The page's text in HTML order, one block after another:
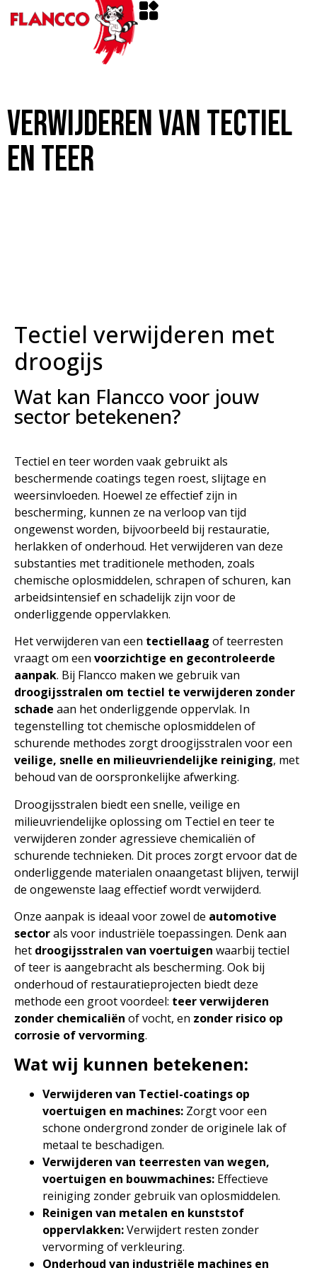
Verwijderen van Tectiel
en Teer
Tectiel verwijderen met
droogijs
Wat kan Flancco voor jouw
sector betekenen?
Tectiel en teer worden vaak gebruikt als
beschermende coatings tegen roest, slijtage en
weersinvloeden. Hoewel ze effectief zijn in
bescherming, kunnen ze na verloop van tijd
ongewenst worden, bijvoorbeeld bij restauratie,
herlakken of onderhoud. Het verwijderen van deze
substanties met traditionele methoden, zoals
chemische oplosmiddelen, schrapen of schuren, kan
arbeidsintensief en schadelijk zijn voor de
onderliggende oppervlakken.
Het verwijderen van een tectiellaag of teerresten
vraagt om een voorzichtige en gecontroleerde
aanpak. Bij Flancco maken we gebruik van
droogijsstralen om tectiel te verwijderen zonder
schade aan het onderliggende oppervlak. In
tegenstelling tot chemische oplosmiddelen of
schurende methodes zorgt droogijsstralen voor een
veilige, snelle en milieuvriendelijke reiniging, met
behoud van de oorspronkelijke afwerking.
Droogijsstralen biedt een snelle, veilige en
milieuvriendelijke oplossing om Tectiel en teer te
verwijderen zonder agressieve chemicaliën of
schurende technieken. Dit proces zorgt ervoor dat de
onderliggende materialen onaangetast blijven, terwijl
de ongewenste laag effectief wordt verwijderd.
Onze aanpak is ideaal voor zowel de automotive
sectorals voor industriële toepassingen. Denk aan
het droogijsstralen van voertuigen waarbij tectiel
of teer is aangebracht als bescherming. Ook bij
onderhoud of restauratieprojecten biedt deze
methode een groot voordeel: teer verwijderen
zonder chemicaliën of vocht, en zonder risico op
corrosie of vervorming.
Wat wij kunnen betekenen:
Verwijderen van Tectiel-coatings op
voertuigen en machines: Zorgt voor een
schone ondergrond zonder de originele lak of
metaal te beschadigen.
Verwijderen van teerresten van wegen,
voertuigen en bouwmachines: Effectieve
reiniging zonder gebruik van oplosmiddelen.
Reinigen van metalen en kunststof
oppervlakken:Verwijdert resten zonder
vervorming of verkleuring.
Onderhoud van industriële machines en